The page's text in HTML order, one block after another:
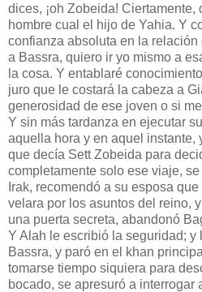
dices, ¡oh Zobeida! Ciertamente,
hombre cual el hijo de Yahia. Y
confianza absoluta en la
a Bassra, quiero ir yo mismo a
la cosa. Y entablaré
juro que le costará la cabeza a
generosidad de ese joven o si
Y sin más tardanza en ejecutar
aquella hora y en aquel instante,
que decía Sett Zobeida para
completamente solo ese viaje,
Irak, recomendó a su esposa
velara por los asuntos del reino,
una puerta secreta, abandonó
Y Alah le escribió la seguridad; y
Bassra, y paró en el khan
tomarse tiempo siquiera para
bocado, se apresuró a interrogar